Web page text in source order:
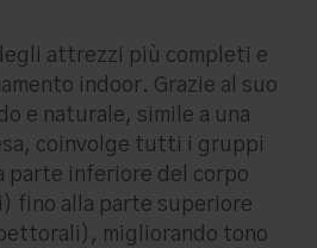
attrezzi più completi e
indoor. Grazie al suo
e naturale, simile a una
coinvolge tutti i gruppi
parte inferiore del corpo
fino alla parte superiore
migliorando tono